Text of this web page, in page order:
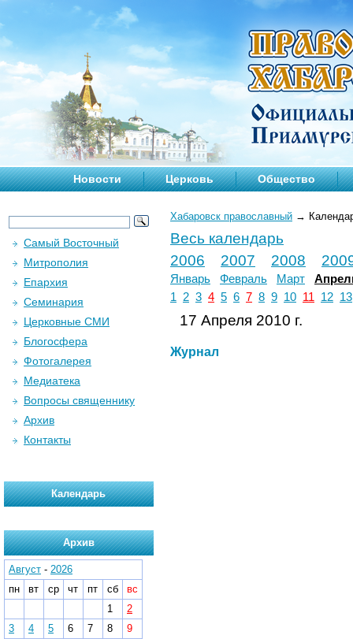
Новости Церковь Общество
Хабаровск православный →
Весь календарь
2006
2007 2008
Январь Февраль Март
1
2 3 4 5 6 7 8 9 10 11 12 13
17 Апреля 2010 г.
Журнал
Самый Восточный
Митрополия
Епархия
Семинария
Церковные СМИ
Блогосфера
Фотогалерея
Медиатека
Вопросы священнику
Архив
Контакты
Календарь
Архив
Август - 2026
пн
вт ср чт пт сб
вс
1
2
3
4 5 6 7 8
9